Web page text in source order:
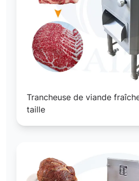
Trancheuse de viande
taille